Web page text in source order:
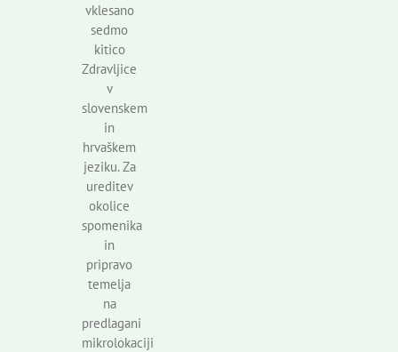
vklesano
sedmo
kitico
Zdravljice
v
slovenskem
in
hrvaškem
jeziku. Za
ureditev
okolice
spomenika
in
pripravo
temelja
na
predlagani
mikrolokaciji